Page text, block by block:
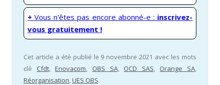
+ Vous n'êtes pas encore abonné-e : inscrivez-
vous gratuitement !
Cet article a été publié le 9 novembre 2021 avec les mots
clé Cfdt,Enovacom, OBS SA, OCD SAS, Orange SA,
Réorganisation,UES OBS.